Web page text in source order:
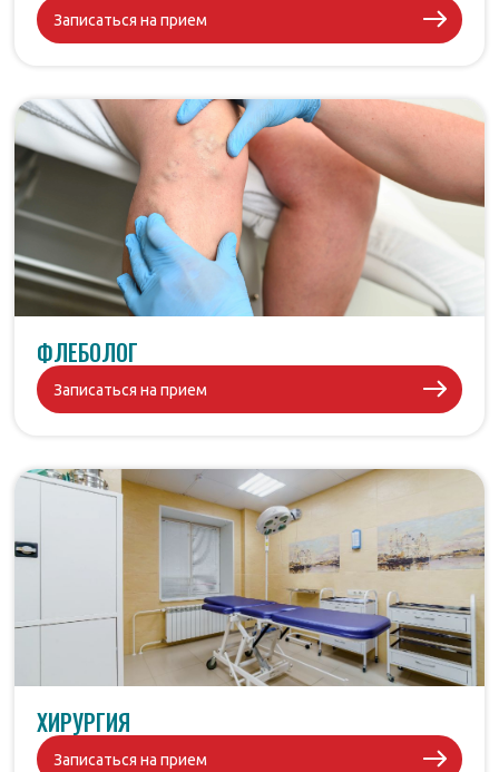
Записаться на прием
ФЛЕБОЛОГ
Записаться на прием
ХИРУРГИЯ
Записаться на прием